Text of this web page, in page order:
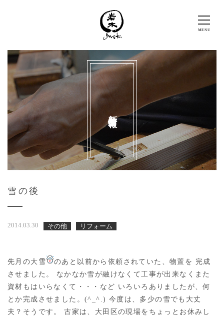
雪の後
2014.03.30 その他 リフォーム
先月の大雪
のあと以前から依頼されていた、物置を 完成
させました。 なかなか雪が融けなくて工事が出来なくまた
資材もはいらなくて・・・など いろいろありましたが、何
とか完成させました。(^_^.) 今度は、多少の雪でも大丈
夫？そうです。 古家は、大田区の現場をちょっとお休みし